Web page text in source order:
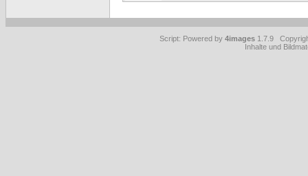
Script: Powered by 4images 1.7.9
Inhalte und